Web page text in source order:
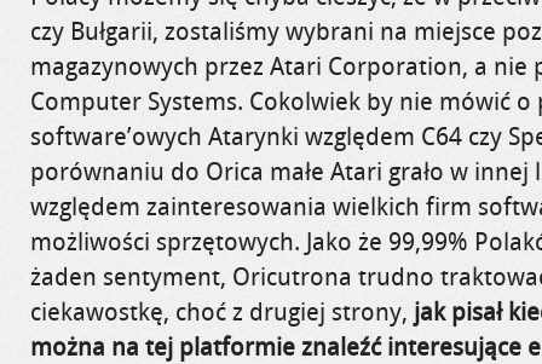
czy Bułgarii, zostaliśmy wybrani na miejsce
magazynowych przez Atari Corporation, a nie
Computer Systems. Cokolwiek by nie mówić
software’owych Atarynki względem C64 czy
porównaniu do Orica małe Atari grało w
względem zainteresowania wielkich firm
możliwości sprzętowych. Jako że 99,99%
żaden sentyment, Oricutrona trudno
ciekawostkę, choć z drugiej strony, jak pisał
można na tej platformie znaleźć interesujące